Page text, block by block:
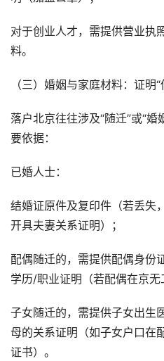
对于创业人才，需提供营业执
料。
（三）婚姻与家庭材料：证明
落户北京往往涉及“随迁”或“
要依据：
已婚人士：
结婚证原件及复印件（若丢失
开具夫妻关系证明）；
配偶随迁的，需提供配偶身份
学历/职业证明（若配偶在京无
子女随迁的，需提供子女出生
母的关系证明（如子女户口在
证书）。